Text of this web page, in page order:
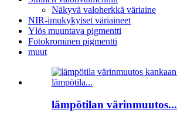
Näkyvä valoherkkä väriaine
NIR-imukykyiset väriaineet
Ylös muuntava pigmentti
Fotokrominen pigmentti
muut
lämpötilan värinmuutos...